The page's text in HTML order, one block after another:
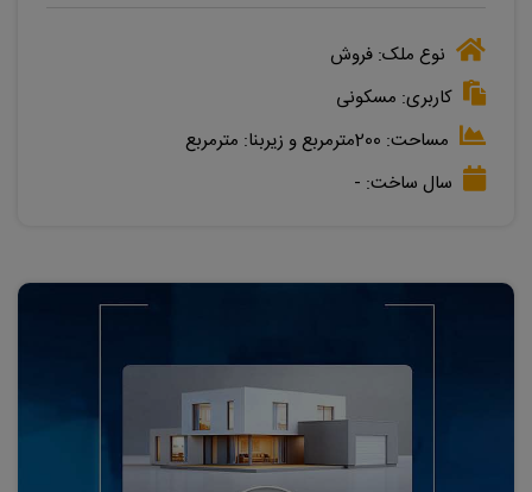
نوع ملک: فروش
کاربری: مسکونی
مساحت: 200مترمربع و زیربنا: مترمربع
سال ساخت: -